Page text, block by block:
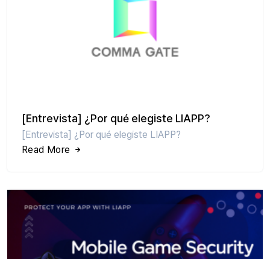
[Entrevista] ¿Por qué elegiste LIAPP?
[Entrevista] ¿Por qué elegiste LIAPP?
Read More